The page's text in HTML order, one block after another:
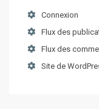
Connexion
Flux des
Flux des
Site de